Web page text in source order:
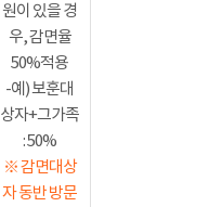
원이 있을 경
우, 감면율
50%적용
-예) 보훈대
상자+그가족
: 50%
※ 감면대상
자 동반 방문